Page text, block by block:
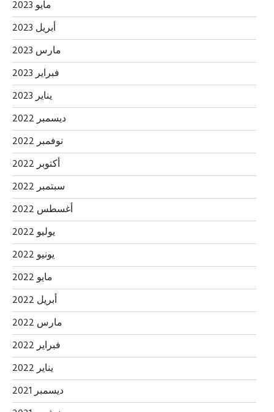
مايو 2023
أبريل 2023
مارس 2023
فبراير 2023
يناير 2023
ديسمبر 2022
نوفمبر 2022
أكتوبر 2022
سبتمبر 2022
أغسطس 2022
يوليو 2022
يونيو 2022
مايو 2022
أبريل 2022
مارس 2022
فبراير 2022
يناير 2022
ديسمبر 2021